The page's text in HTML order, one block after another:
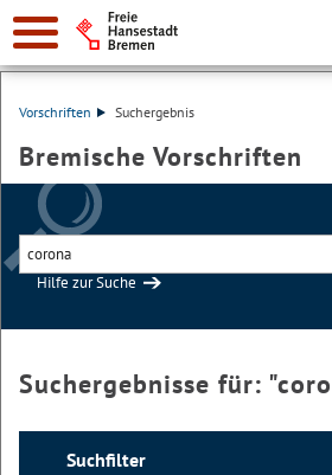
Vorschriften Suchergebnis
Bremische Vorschriften
Hilfe zur Suche
Suchergebnisse für: "
Suchfilter